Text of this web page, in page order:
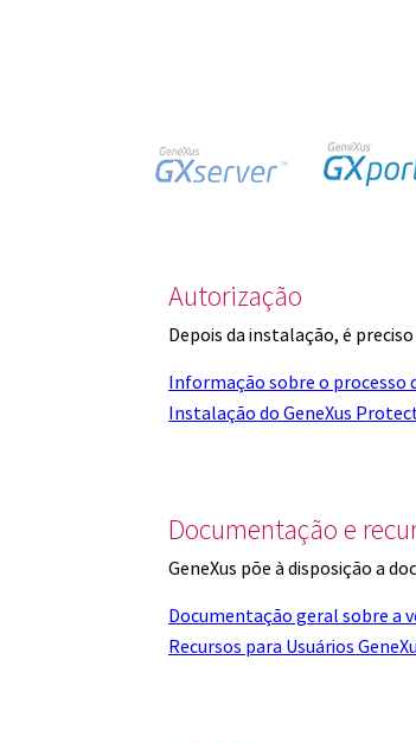
Autorização
Depois da instalação, é
Informação sobre o processo
Instalação do GeneXus
Documentação e
GeneXus põe à disposição a
Documentação geral sobre a
Recursos para Usuários